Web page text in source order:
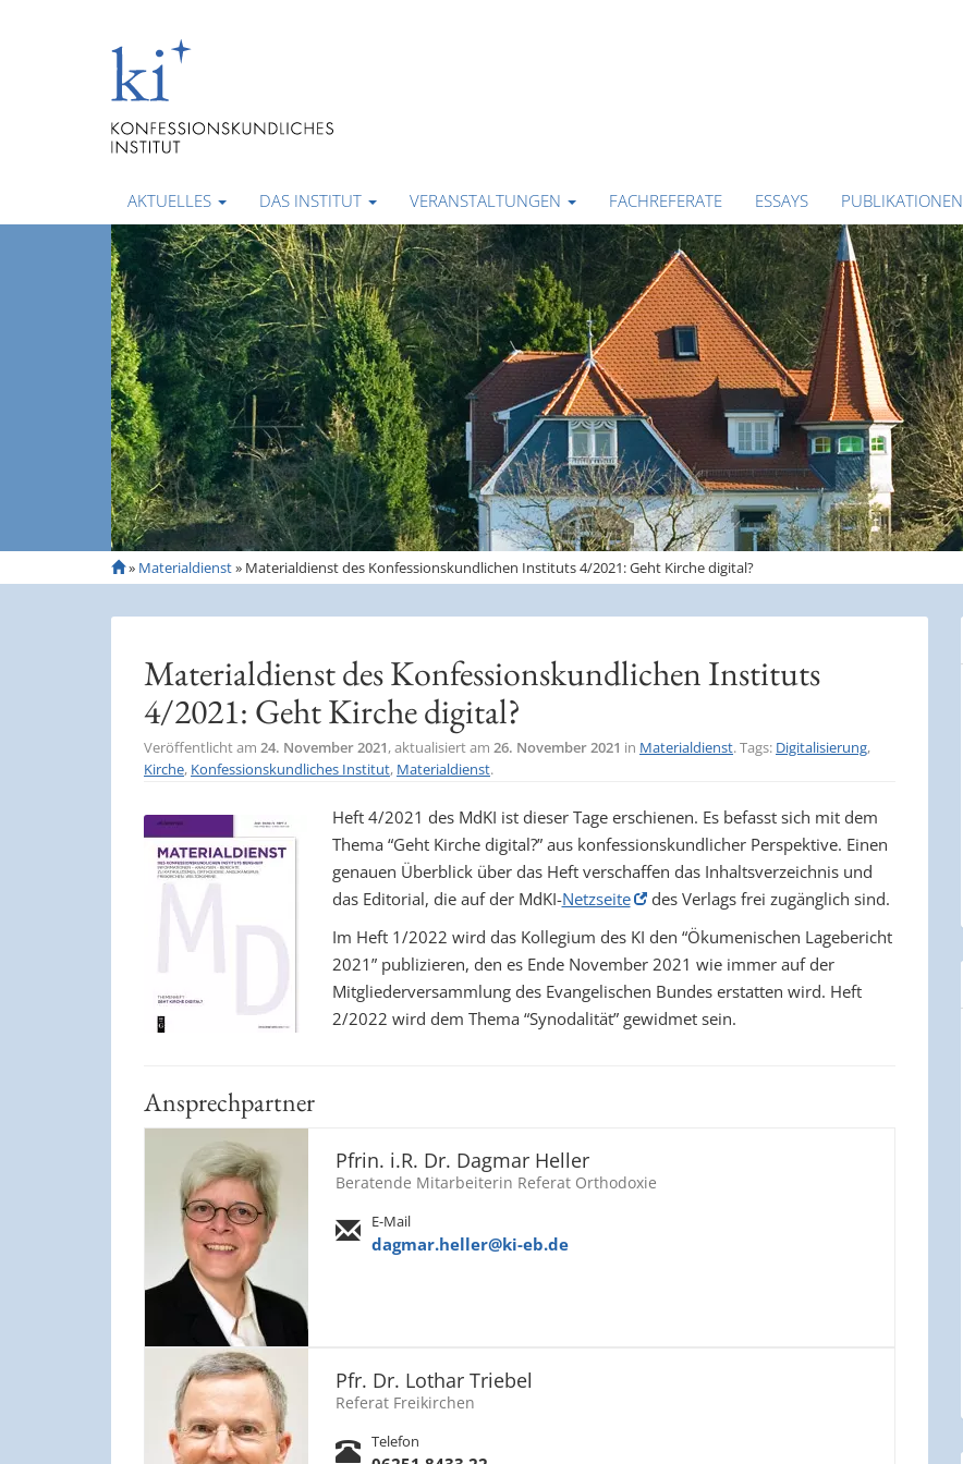
AKTUELLES DAS INSTITUT VERANSTALTUNGEN FACHREFERATE ESSAYS PUBLIKATIONEN
S
t
» Materialdienst» Materialdienst des Konfessionskundlichen Instituts 4/2021: Geht Kirche digital?
Materialdienst des Konfessionskundlichen Instituts
4/2021: Geht Kirche digital?
Veröffentlicht am 24. November 2021, aktualisiert am 26. November 2021 in Materialdienst. Tags: Digitalisierung,
Kirche, Konfessionskundliches Institut, Materialdienst.
Heft 4/2021 des MdKI ist dieser Tage erschienen. Es befasst sich mit dem
Thema “Geht Kirche digital?” aus konfessionskundlicher Perspektive. Einen
genauen Überblick über das Heft verschaffen das Inhaltsverzeichnis und
das Editorial, die auf der MdKI-Netzseite
des Verlags frei zugänglich sind.
Im Heft 1/2022 wird das Kollegium des KI den “Ökumenischen Lagebericht
2021” publizieren, den es Ende November 2021 wie immer auf der
Mitgliederversammlung des Evangelischen Bundes erstatten wird. Heft
2/2022 wird dem Thema “Synodalität” gewidmet sein.
Ansprechpartner
Pfrin. i.R. Dr. Dagmar Heller
Beratende Mitarbeiterin Referat Orthodoxie
E-Mail
dagmar.heller@ki-eb.de
Pfr. Dr. Lothar Triebel
Referat Freikirchen
Telefon